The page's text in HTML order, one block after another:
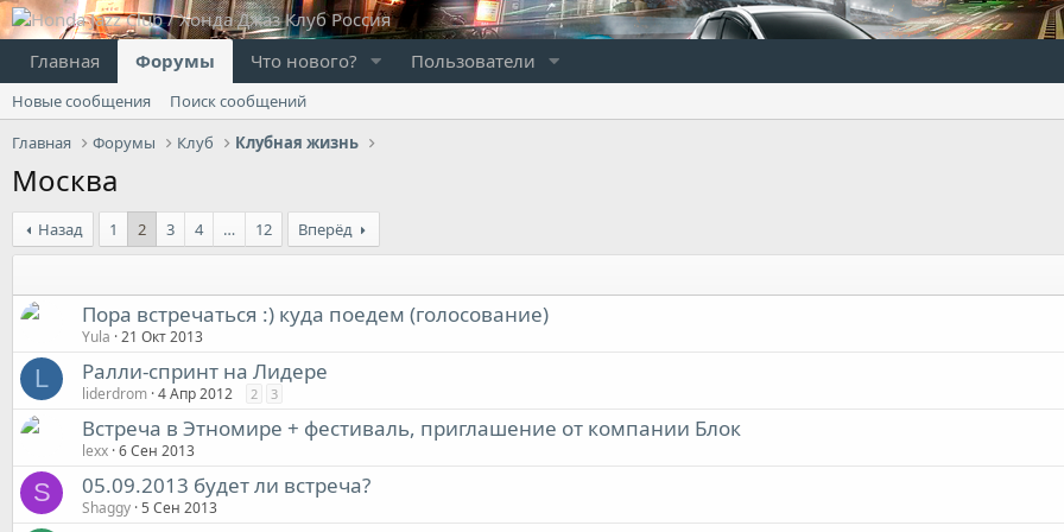
Главная Форумы Что нового? Пользователи
Новые сообщения
Поиск сообщений
Главная
Форумы Клуб Клубная жизнь
Москва
Назад 1 2 3 4 … 12 Вперёд
Пора встречаться :) куда поедем (голосование)
Yula 21 Окт 2013
L Ралли-спринт на Лидере
liderdrom 4 Апр 2012 2 3
Встреча в Этномире + фестиваль, приглашение от компании Блок
lexx 6 Сен 2013
S 05.09.2013 будет ли встреча?
Shaggy 5 Сен 2013